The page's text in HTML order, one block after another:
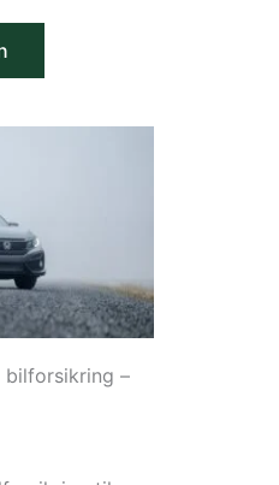
bilforsikring –